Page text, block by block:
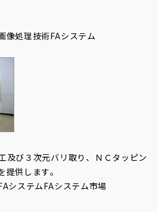
像処理技術FAシステム
及び３次元バリ取り、ＮＣタッピン
供します。
システムFAシステム市場